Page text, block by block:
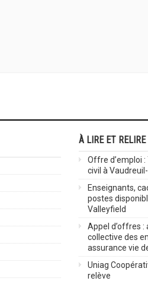
À LIRE ET RELIRE
Offre d’emploi
civil à
Enseignants,
postes
Valleyfield
Appel d’offres :
collective des
assurance vie
Uniag
relève